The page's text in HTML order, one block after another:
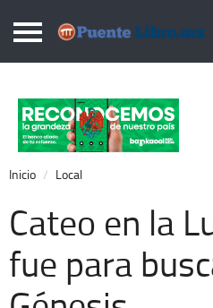
Puentelibre.mx
Local
Nacional
Opinión
Cronos
Economía
Espectáculos
Inicio Local
Cateo en la
fue para